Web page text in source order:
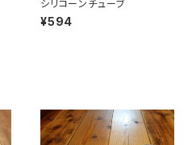
シリコーンチューブ
¥594